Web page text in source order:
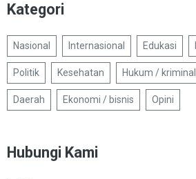
Kategori
Nasional Internasional Edukasi
Politik Kesehatan Hukum / kriminal
Daerah Ekonomi / bisnis Opini
Hubungi Kami